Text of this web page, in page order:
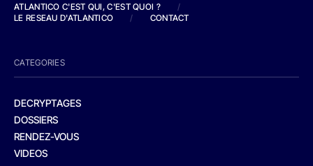
ATLANTICO C'EST QUI, C'EST QUOI ?
/
LE RESEAU D'ATLANTICO
/ CONTACT
CATEGORIES
DECRYPTAGES
DOSSIERS
RENDEZ-VOUS
VIDEOS